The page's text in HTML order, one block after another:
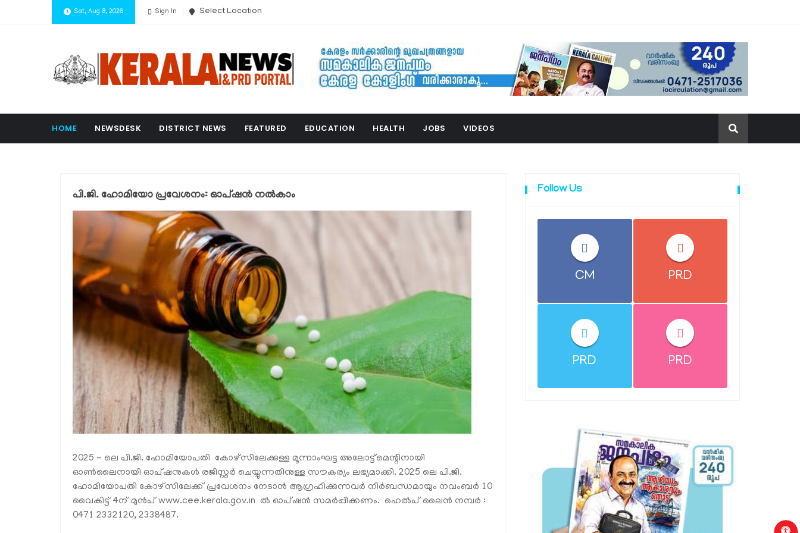
Sat, Aug 8, 2026 Sign In Select Location
HOME NEWSDESK DISTRICT NEWS FEATURED EDUCATION HEALTH JOBS VIDEOS
പി.ജി. ഹോമിയോ പ്രവേശനം: ഓപ്ഷൻ നൽകാം
2025 - ലെ പി.ജി. ഹോമിയോപതി കോഴ്‌സിലേക്കുള്ള മൂന്നാംഘട്ട അലോട്ട്‌മെന്റിനായി
ഓൺലൈനായി ഓപ്ഷനുകൾ രജിസ്റ്റർ ചെയ്യുന്നതിനുള്ള സൗകര്യം ലഭ്യമാക്കി. 2025 ലെ പി.ജി.
ഹോമിയോപതി കോഴ്‌സിലേക്ക് പ്രവേശനം നേടാൻ ആഗ്രഹിക്കുന്നവർ നിർബന്ധമായും നവംബർ 10
വൈകിട്ട് 4ന് മുൻപ്www.cee.kerala.gov.in ൽ ഓപ്ഷൻ സമർപ്പിക്കണം. ഹെൽപ് ലൈൻ നമ്പർ :
0471 2332120, 2338487.
Follow Us
CM PRD
PRD PRD